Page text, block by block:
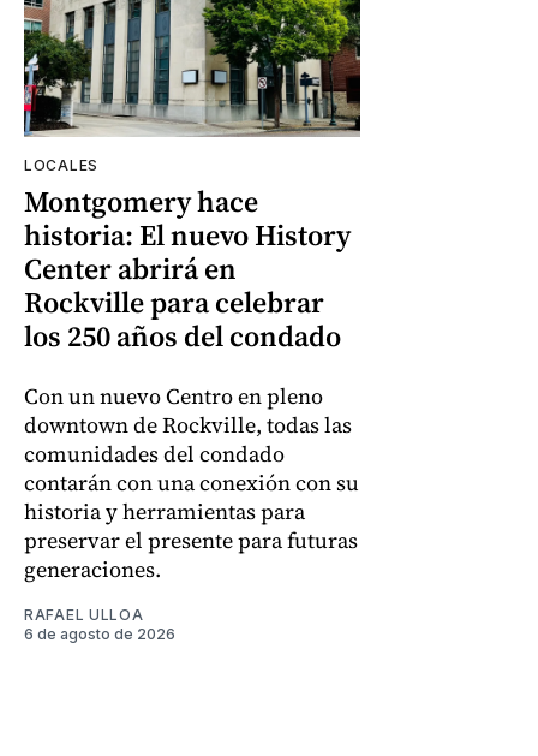
LOCALES
Montgomery hace
historia: El nuevo History
Center abrirá en
Rockville para celebrar
los 250 años del condado
Con un nuevo Centro en pleno
downtown de Rockville, todas las
comunidades del condado
contarán con una conexión con su
historia y herramientas para
preservar el presente para futuras
generaciones.
RAFAEL ULLOA
6 de agosto de 2026